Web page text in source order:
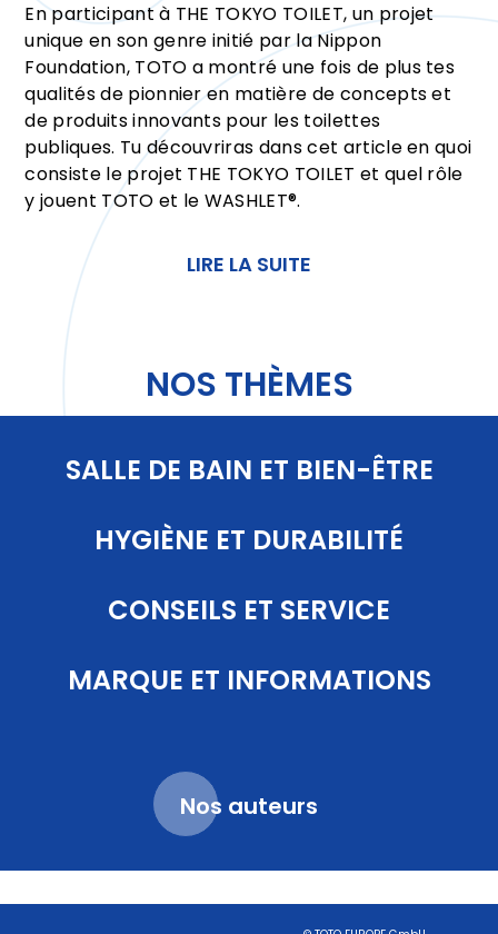
En participant à THE TOKYO TOILET, un projet
unique en son genre initié par la Nippon
Foundation, TOTO a montré une fois de plus tes
qualités de pionnier en matière de concepts et
de produits innovants pour les toilettes
publiques. Tu découvriras dans cet article en quoi
consiste le projet THE TOKYO TOILET et quel rôle
y jouent TOTO et le WASHLET®.
LIRE LA SUITE
NOS THÈMES
SALLE DE BAIN ET BIEN-ÊTRE
HYGIÈNE ET DURABILITÉ
CONSEILS ET SERVICE
MARQUE ET INFORMATIONS
Nos auteurs